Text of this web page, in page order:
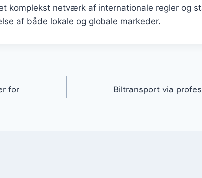
komplekst netværk af internationale regler og
af både lokale og globale markeder.
for
Biltransport via